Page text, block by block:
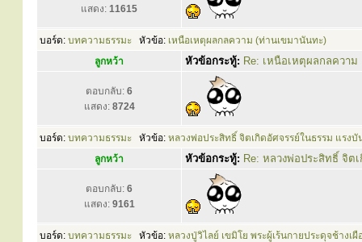
แสดง: 11615
บอร์ด: บทความธรรมะ หัวข้อ: เหนือเหตุผลกลความ (ท่านเขมานันทะ)
ลูกหว้า
หัวข้อกระทู้: Re: เหนือเหตุผลกลควา
ตอบกลับ: 6
แสดง: 8724
บอร์ด: บทความธรรมะ หัวข้อ: หลวงพ่อประสิทธิ์ จิตเกิดอัศจรรย์ในธรรม แรง
ลูกหว้า
หัวข้อกระทู้: Re: หลวงพ่อประสิทธิ์ จิต
ตอบกลับ: 6
แสดง: 9161
บอร์ด: บทความธรรมะ หัวข้อ: หลวงปู่วิไลย์ เขมิโย พระผู้เร้นกายประดุจช้างเผื